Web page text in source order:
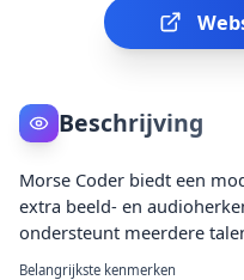
Beschrijving
Morse Coder biedt een
extra beeld- en
ondersteunt meerdere
Belangrijkste kenmerken